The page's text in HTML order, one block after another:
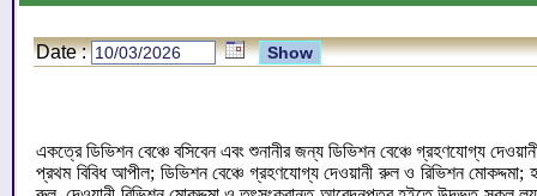
Date :
একত্রে ডিভিশন বেঞ্চে বসিবেন এবং শুনানীর জন্য ডিভিশন বেঞ্চে গ্রহণযোগ্য
প্রথম বিবিধ আপীল; ডিভিশন বেঞ্চে গ্রহণযোগ্য দেওয়ানী রুল ও রিভিশন